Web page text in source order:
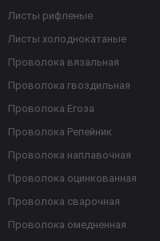
Листы рифленые
Листы холоднокатаные
Проволока вязальная
Проволока гвоздильная
Проволока Егоза
Проволока Репейник
Проволока наплавочная
Проволока оцинкованная
Проволока сварочная
Проволока омедненная